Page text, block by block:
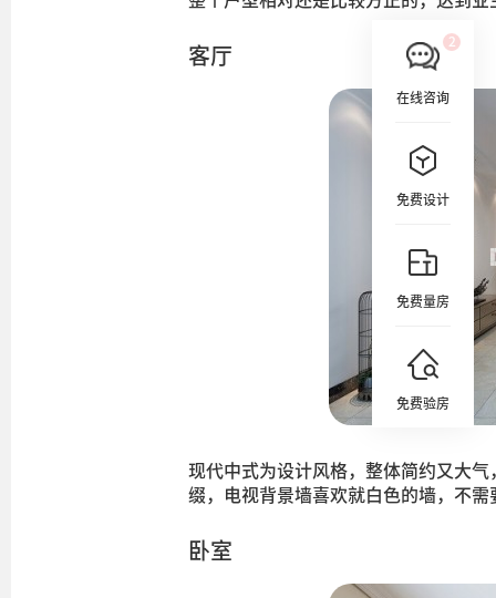
在线咨询
免费设计
免费量房
免费验房
客厅
现代中式为设计风格，整体简约又大
缀，电视背景墙喜欢就白色的墙，不需
卧室